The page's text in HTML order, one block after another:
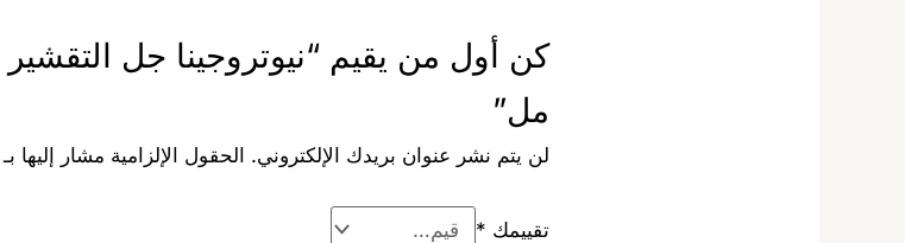
مل”
لن يتم نشر عنوان بريدك الإلكتروني. الحقول الإلزامية مشار إليها بـ
تقييمك *